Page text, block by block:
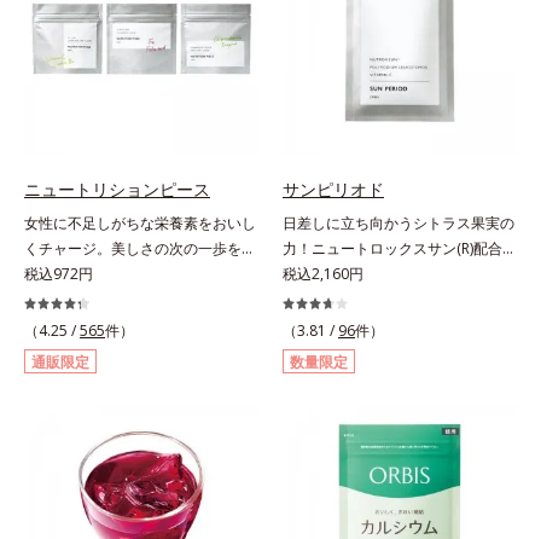
をメインに、美を引き出すコラーゲ
ン5,000mgも配合。さらにリズムを
支える鉄分やビタミン6種(*2)、食
味展開。プロテイン独特のにおいや
クセが少なく、水に溶けやすいの
で、手軽においしくたんぱく質を摂
れます。*1 1杯分（約27g）当り。
コラーゲン含む。*2 ビタミンB1、
B2、B6、B12、ナイアシン、パン
トテン酸各商品の詳しい情報は商品
ページをご覧ください。・BEAUTY
すこやかな毎日を応援します。
ニュートリションピース
女性に不足しがちな栄養素をおいし
くチャージ。美しさの次の一歩を引
き出すタブレット。現代女性に不足
しがちな栄養素に着目。ぽいっとひ
と口補いやすい６種類の「キレイの
素」、タブレットタイプのサプリメ
ントシリーズです。女性の不足栄養
＆葉酸」、独自加工のビタミンCで
キレイと健康をサポートする「ビタ
ミンC＆ビタミンB2」、スムーズな
リズムづくりで快調を目指す「オリ
税込972円
（4.25 /565件）
通販限定
サンピリオド
日差しに立ち向かうシトラス果実の
力！ニュートロックスサン(R)配合の
インナーケア(*)。果実の力で日差し
に立ち向かうインナーケア(*)です。
強い紫外線が降り注ぐ南スペイン産
のシトラスとローズマリーから抽出
した話題の成分、「ニュートロック
究を重ねており、多くの国で実績の
ある夏のケア成分です。さらに夏の
ケアで有名なPLエキスと、欠かせな
い美容成分ビタミンCもプラス。独
自の製法でサポートします。飲むだ
税込2,160円
（3.81 / 96件）
数量限定